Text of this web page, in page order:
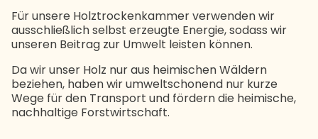
Für unsere Holztrockenkammer verwenden wir
ausschließlich selbst erzeugte Energie, sodass wir
unseren Beitrag zur Umwelt leisten können.
Da wir unser Holz nur aus heimischen Wäldern
beziehen, haben wir umweltschonend nur kurze
Wege für den Transport und fördern die heimische,
nachhaltige Forstwirtschaft.